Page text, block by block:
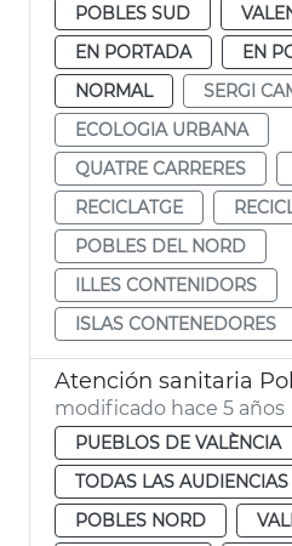
POBLES SUD
EN PORTADA
EN
NORMAL
SERGI
ECOLOGIA URBANA
QUATRE CARRERES
RECICLATGE
POBLES DEL NORD
ILLES CONTENIDORS
ISLAS CONTENEDORES
Atención sanitaria
modificado hace 5 años
PUEBLOS DE VALÈNCIA
TODAS LAS AUDIENCIAS
POBLES NORD